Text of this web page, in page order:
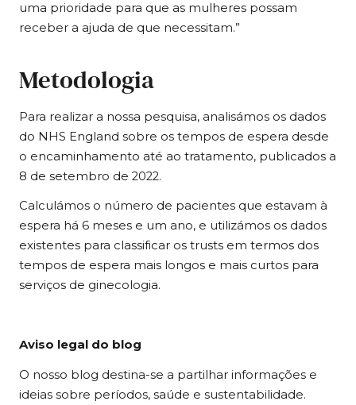
uma prioridade para que as mulheres possam
receber a ajuda de que necessitam.”
Metodologia
Para realizar a nossa pesquisa, analisámos os dados
do NHS England sobre os tempos de espera desde
o encaminhamento até ao tratamento, publicados a
8 de setembro de 2022.
Calculámos o número de pacientes que estavam à
espera há 6 meses e um ano, e utilizámos os dados
existentes para classificar os trusts em termos dos
tempos de espera mais longos e mais curtos para
serviços de ginecologia.
Aviso legal do blog
O nosso blog destina-se a partilhar informações e
ideias sobre períodos, saúde e sustentabilidade.